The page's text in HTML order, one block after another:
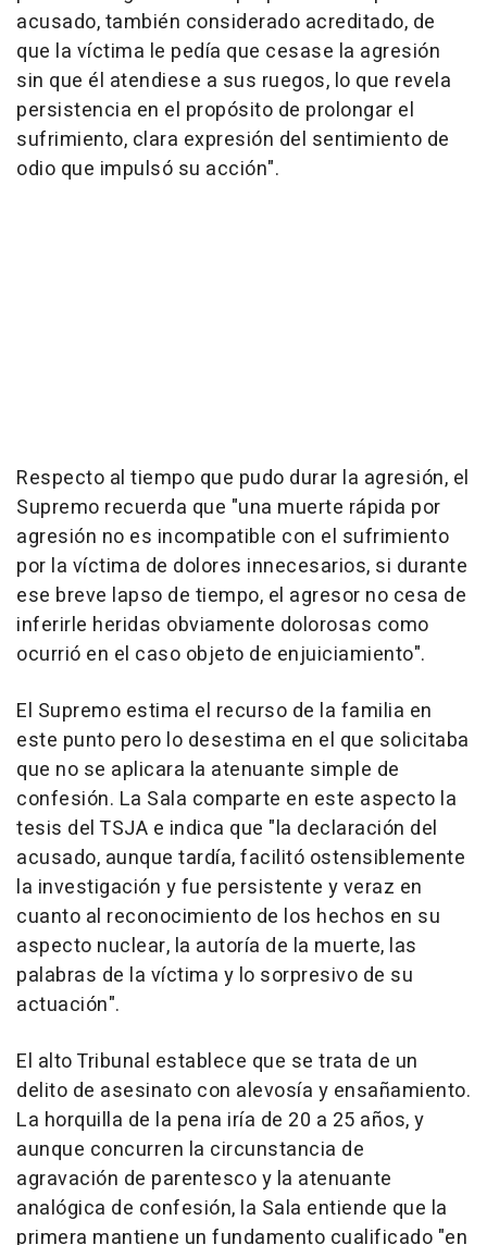
acusado, también considerado acreditado, de
que la víctima le pedía que cesase la agresión
sin que él atendiese a sus ruegos, lo que revela
persistencia en el propósito de prolongar el
sufrimiento, clara expresión del sentimiento de
odio que impulsó su acción".
Respecto al tiempo que pudo durar la agresión, el
Supremo recuerda que "una muerte rápida por
agresión no es incompatible con el sufrimiento
por la víctima de dolores innecesarios, si durante
ese breve lapso de tiempo, el agresor no cesa de
inferirle heridas obviamente dolorosas como
ocurrió en el caso objeto de enjuiciamiento".
El Supremo estima el recurso de la familia en
este punto pero lo desestima en el que solicitaba
que no se aplicara la atenuante simple de
confesión. La Sala comparte en este aspecto la
tesis del TSJA e indica que "la declaración del
acusado, aunque tardía, facilitó ostensiblemente
la investigación y fue persistente y veraz en
cuanto al reconocimiento de los hechos en su
aspecto nuclear, la autoría de la muerte, las
palabras de la víctima y lo sorpresivo de su
actuación".
El alto Tribunal establece que se trata de un
delito de asesinato con alevosía y ensañamiento.
La horquilla de la pena iría de 20 a 25 años, y
aunque concurren la circunstancia de
agravación de parentesco y la atenuante
analógica de confesión, la Sala entiende que la
primera mantiene un fundamento cualificado "en